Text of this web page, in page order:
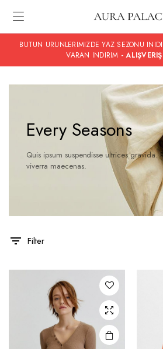
BUTUN URUNLERIMIZDE YAZ SEZONU
VARAN INDIRIM -
Every Seasons
Quis ipsum suspendisse ultrices gravida.
viverra maecenas.
Filter